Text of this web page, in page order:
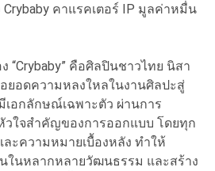
คาแรคเตอร์ IP มูลค่าหมื่น
“Crybaby” คือศิลปินชาวไทย นิสา
ยอดความหลงใหลในงานศิลปะสู่
เอกลักษณ์เฉพาะตัว ผ่านการ
วใจสำคัญของการออกแบบ โดยทุก
ละความหมายเบื้องหลัง ทำให้
ในหลากหลายวัฒนธรรม และสร้าง